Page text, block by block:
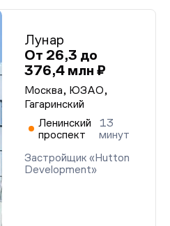
Лунар
От 26,3 до
376,4 млн ₽
Москва, ЮЗАО,
Гагаринский
Ленинский
проспект
13
минут
Застройщик «Hutton
Development»